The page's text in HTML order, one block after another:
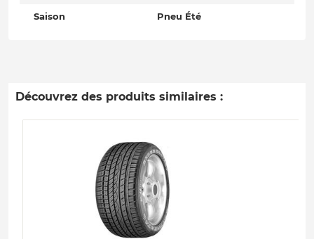
Saison Pneu Été
Découvrez des produits similaires :